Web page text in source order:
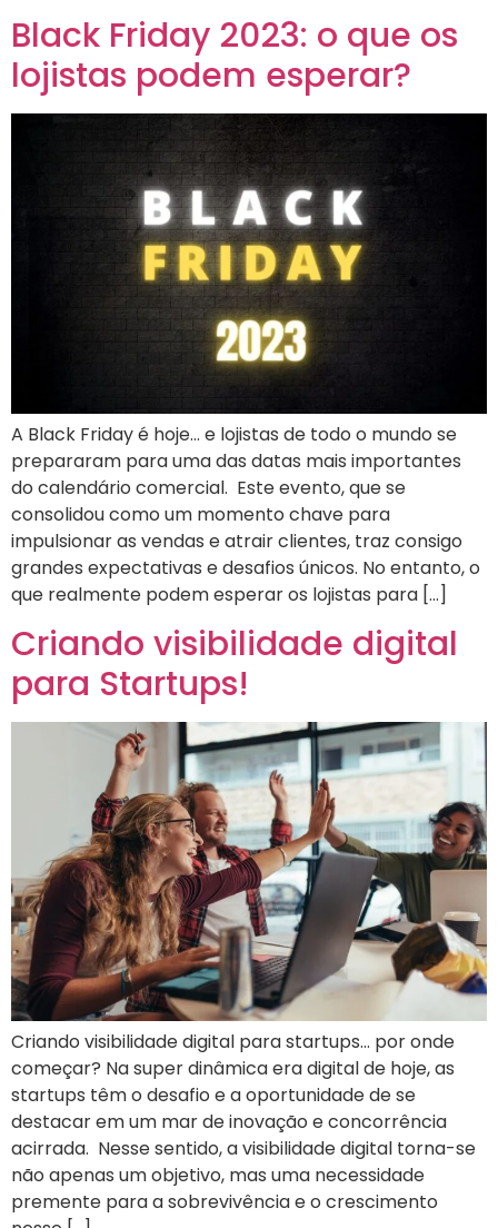
Black Friday 2023: o que os
lojistas podem esperar?
A Black Friday é hoje… e lojistas de todo o mundo se
prepararam para uma das datas mais importantes
do calendário comercial. Este evento, que se
consolidou como um momento chave para
impulsionar as vendas e atrair clientes, traz consigo
grandes expectativas e desafios únicos. No entanto, o
que realmente podem esperar os lojistas para […]
Criando visibilidade digital
para Startups!
Criando visibilidade digital para startups… por onde
começar? Na super dinâmica era digital de hoje, as
startups têm o desafio e a oportunidade de se
destacar em um mar de inovação e concorrência
acirrada. Nesse sentido, a visibilidade digital torna-se
não apenas um objetivo, mas uma necessidade
premente para a sobrevivência e o crescimento